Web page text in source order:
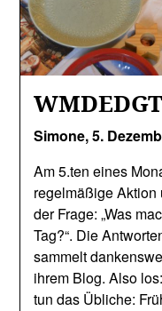
Simone,5.
Am 5.ten eines
regelmäßige Aktion
der Frage: „Was
Tag?“. Die
sammelt
ihrem Blog. Also
tun das Übliche: